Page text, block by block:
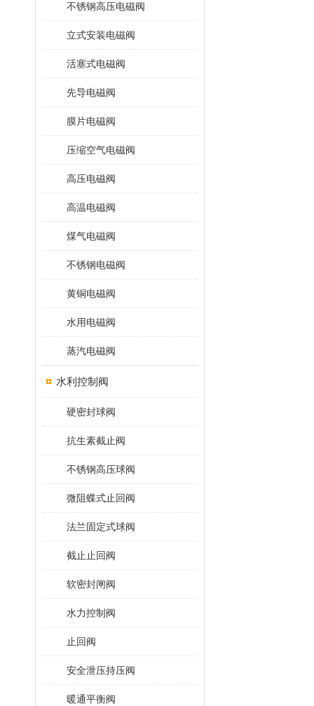
不锈钢高压电磁阀
立式安装电磁阀
活塞式电磁阀
先导电磁阀
膜片电磁阀
压缩空气电磁阀
高压电磁阀
高温电磁阀
煤气电磁阀
不锈钢电磁阀
黄铜电磁阀
水用电磁阀
蒸汽电磁阀
水利控制阀
硬密封球阀
抗生素截止阀
不锈钢高压球阀
微阻蝶式止回阀
法兰固定式球阀
截止止回阀
软密封闸阀
水力控制阀
止回阀
安全泄压持压阀
暖通平衡阀